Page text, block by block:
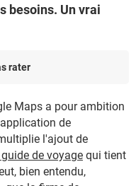
besoins. Un vrai
rater
Maps a pour ambition
de
l'ajout de
de voyage qui tient
bien entendu,